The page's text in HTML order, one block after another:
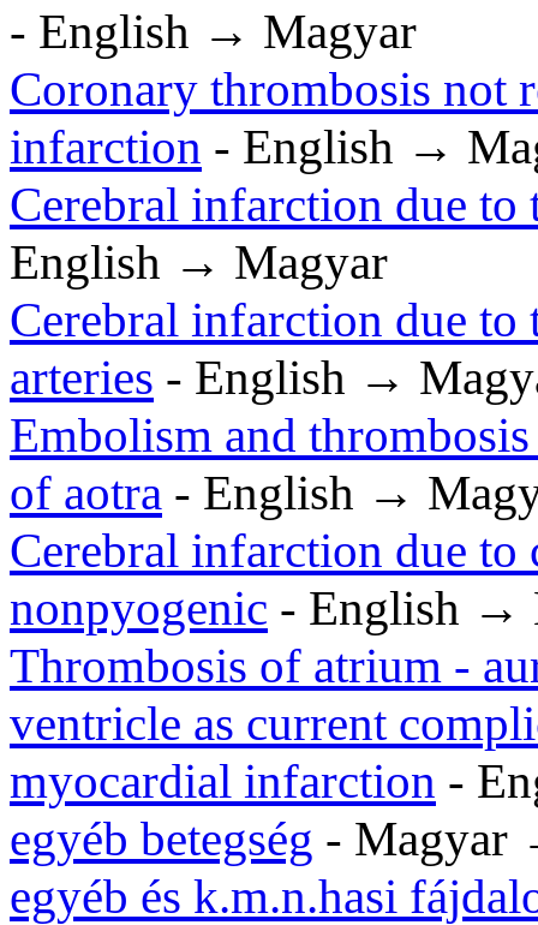
- English → Magyar
Coronary thrombosis not
infarction - English →
Cerebral infarction due to
English → Magyar
Cerebral infarction due
arteries - English →
Embolism and
of aotra - English →
Cerebral infarction due to
nonpyogenic - English →
Thrombosis of atrium -
ventricle as current
myocardial infarction -
egyéb betegség -
egyéb és k.m.n.hasi